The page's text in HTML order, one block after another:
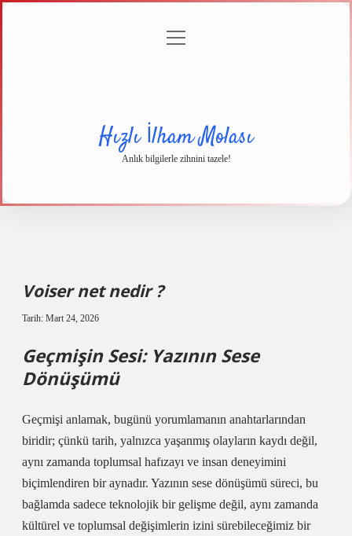
menüyü
Hızlı İlham Molası
Anlık bilgilerle zihnini tazele!
Voiser net nedir ?
Tarih: Mart 24, 2026
Geçmişin Sesi: Yazının Sese
Dönüşümü
Geçmişi anlamak, bugünü yorumlamanın anahtarlarından
biridir; çünkü tarih, yalnızca yaşanmış olayların kaydı değil,
aynı zamanda toplumsal hafızayı ve insan deneyimini
biçimlendiren bir aynadır. Yazının sese dönüşümü süreci, bu
bağlamda sadece teknolojik bir gelişme değil, aynı zamanda
kültürel ve toplumsal değişimlerin izini sürebileceğimiz bir